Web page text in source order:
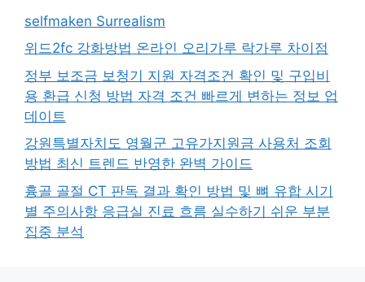
selfmaken Surrealism
위드2fc 강화방법 온라인 오리가루 락가루 차이점
정부 보조금 보청기 지원 자격조건 확인 및 구입비
용 환급 신청 방법 자격 조건 빠르게 변하는 정보 업
데이트
강원특별자치도 영월군 고유가지원금 사용처 조회
방법 최신 트렌드 반영한 완벽 가이드
흉골 골절 CT 판독 결과 확인 방법 및 뼈 유합 시기
별 주의사항 응급실 진료 흐름 실수하기 쉬운 부분
집중 분석